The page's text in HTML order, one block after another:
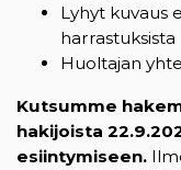
Lyhyt kuvaus
harrastuksista
Huoltajan
Kutsumme
hakijoista
esiintymiseen.